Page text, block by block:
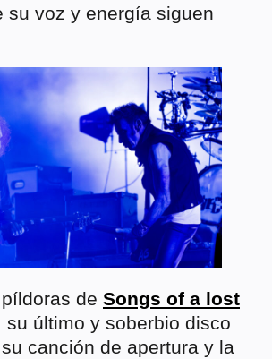
su voz y energía siguen
de Songs of a lost
su último y soberbio disco
canción de apertura y la